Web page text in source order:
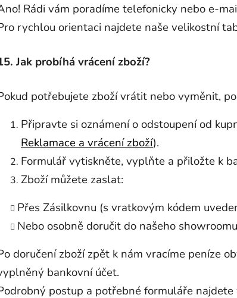
Rádi vám poradíme telefonicky nebo e-
rychlou orientaci najdete naše velikostní
Jak probíhá vrácení zboží?
potřebujete zboží vrátit nebo vyměnit,
Připravte si oznámení o odstoupení od
Reklamace a vrácení zboží).
Formulář vytiskněte, vyplňte a přiložte k
Zboží můžete zaslat:
Přes Zásilkovnu (s vratkovým kódem
Nebo osobně doručit do našeho
doručení zboží zpět k nám vracíme peníze
bankovní účet.
postup a potřebné formuláře